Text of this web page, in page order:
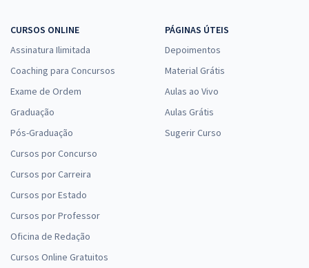
CURSOS ONLINE
Assinatura Ilimitada
Coaching para Concursos
Exame de Ordem
Graduação
Pós-Graduação
Cursos por Concurso
Cursos por Carreira
Cursos por Estado
Cursos por Professor
Oficina de Redação
Cursos Online Gratuitos
PÁGINAS ÚTEIS
Depoimentos
Material Grátis
Aulas ao Vivo
Aulas Grátis
Sugerir Curso